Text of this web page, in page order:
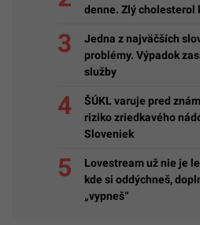
denne. Zlý cholesterol
Jedna z najväčších
problémy. Výpadok
služby
ŠÚKL varuje pred
riziko zriedkavého
Sloveniek
Lovestream už nie je
kde si oddýchneš,
„vypneš“